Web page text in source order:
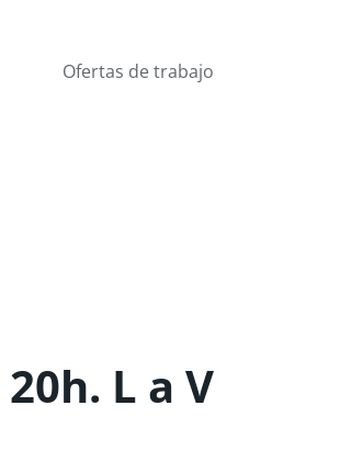
Ofertas de trabajo
L a V